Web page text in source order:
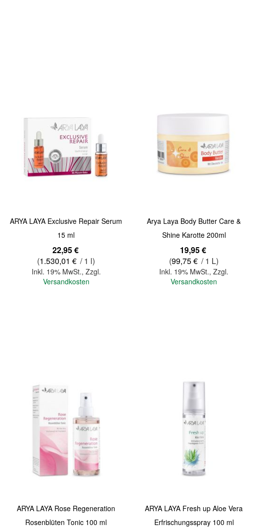
Quickview Quickview
ARYA LAYA Exclusive Repair Serum
15 ml
22,95 €
(1.530,01 € / 1 l)
Inkl. 19% MwSt., Zzgl.
Versandkosten
Arya Laya Body Butter Care &
Shine Karotte 200ml
19,95 €
(99,75 € / 1 L)
Inkl. 19% MwSt.,Zzgl.
Versandkosten
ARYA LAYA Rose Regeneration
Rosenblüten Tonic 100 ml
ARYA LAYA Fresh up Aloe Vera
Erfrischungsspray 100 ml